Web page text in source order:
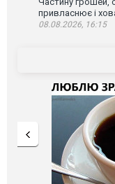
привласнює і
08.08.2026, 16:15